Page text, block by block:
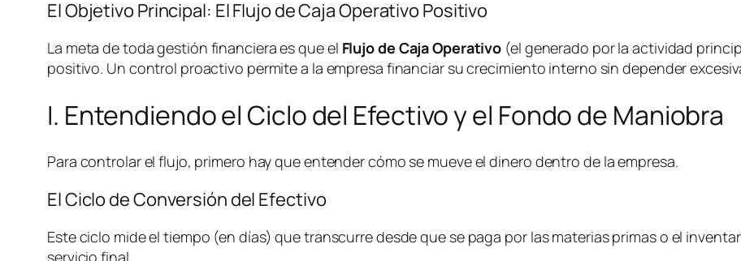
El Objetivo Principal: El Flujo de Caja Operativo Positivo
La meta de toda gestión financiera es que el Flujo de Caja Operativo (el generado por la actividad
positivo. Un control proactivo permite a la empresa financiar su crecimiento interno sin depender
I. Entendiendo el Ciclo del Efectivo y el Fondo de Maniobra
Para controlar el flujo, primero hay que entender cómo se mueve el dinero dentro de la empresa.
El Ciclo de Conversión del Efectivo
Este ciclo mide el tiempo (en días) que transcurre desde que se paga por las materias primas o el
servicio final.